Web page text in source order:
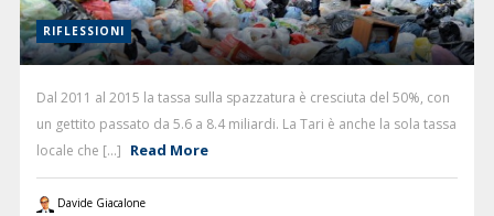
RIFLESSIONI
Dal 2011 al 2015 la tassa sulla spazzatura è cresciuta del 50%, con
un gettito passato da 5.6 a 8.4 miliardi. La Tari è anche la sola tassa
locale che [...] Read More
Davide Giacalone